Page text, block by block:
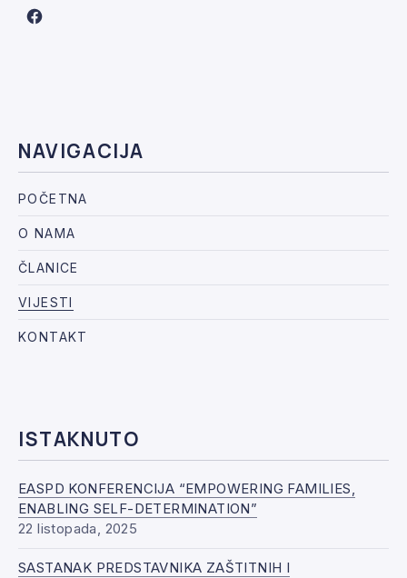
New Window
NAVIGACIJA
POČETNA
O NAMA
ČLANICE
VIJESTI
KONTAKT
ISTAKNUTO
EASPD KONFERENCIJA “EMPOWERING FAMILIES,
ENABLING SELF-DETERMINATION”
22 listopada, 2025
SASTANAK PREDSTAVNIKA ZAŠTITNIH I